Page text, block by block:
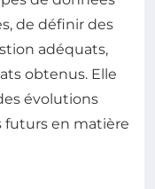
de définir des
adéquats,
obtenus. Elle
évolutions
futurs en matière